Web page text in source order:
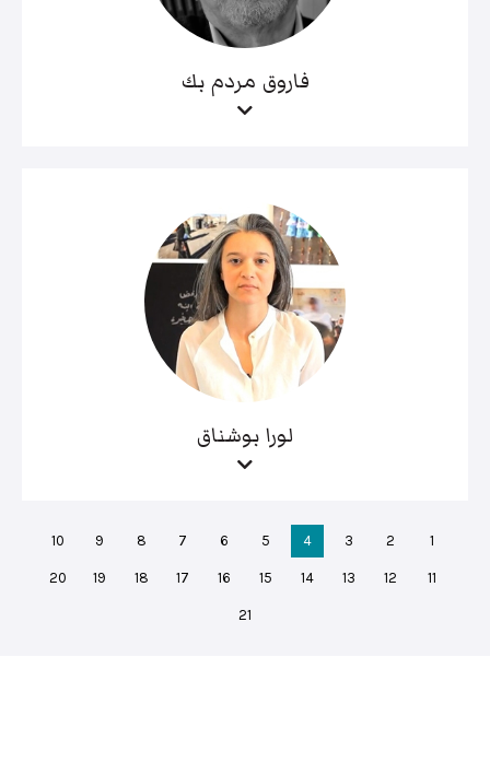
فاروق مردم بك
لورا بوشناق
1
2
3
4
5
6
7
8
9
10
11
12
13
14
15
16
17
18
19
20
21